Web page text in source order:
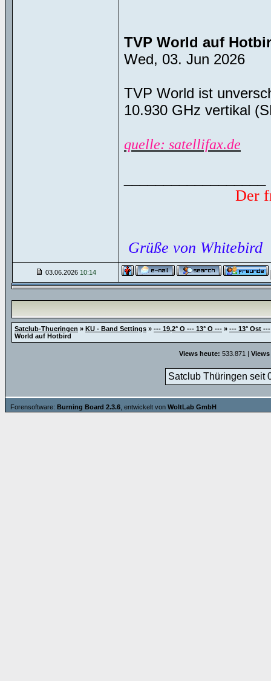
TVP World auf
Wed, 03. Jun 2026
TVP World ist
10.930 GHz vertikal
quelle: satellifax.de
Der
Grüße von Whitebird
03.06.2026 10:14
Satclub-Thueringen » KU - Band Settings » --- 19,2° O --- 13° O --- » --- 13° Ost ---
World auf Hotbird
Views heute: 533.871 |
Satclub Thüringen seit
Forensoftware: Burning Board 2.3.6 , entwickelt von WoltLab GmbH